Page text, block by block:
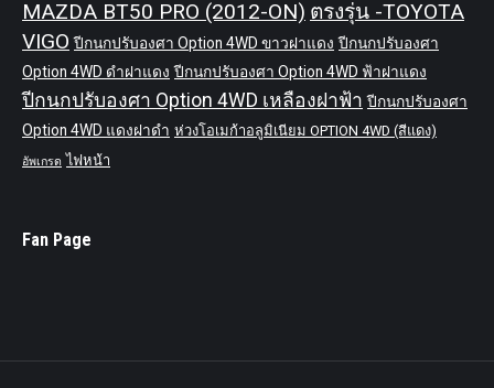
MAZDA BT50 PRO (2012-ON) ตรงรุ่น -TOYOTA
VIGO ปีกนกปรับองศา Option 4WD ขาวฝาแดง ปีกนกปรับองศา
Option 4WD ดำฝาแดง ปีกนกปรับองศา Option 4WD ฟ้าฝาแดง
ปีกนกปรับองศา Option 4WD เหลืองฝาฟ้า ปีกนกปรับองศา
Option 4WD แดงฝาดำ ห่วงโอเมก้าอลูมิเนียม OPTION 4WD (สีแดง)
อัพเกรด ไฟหน้า
Fan Page